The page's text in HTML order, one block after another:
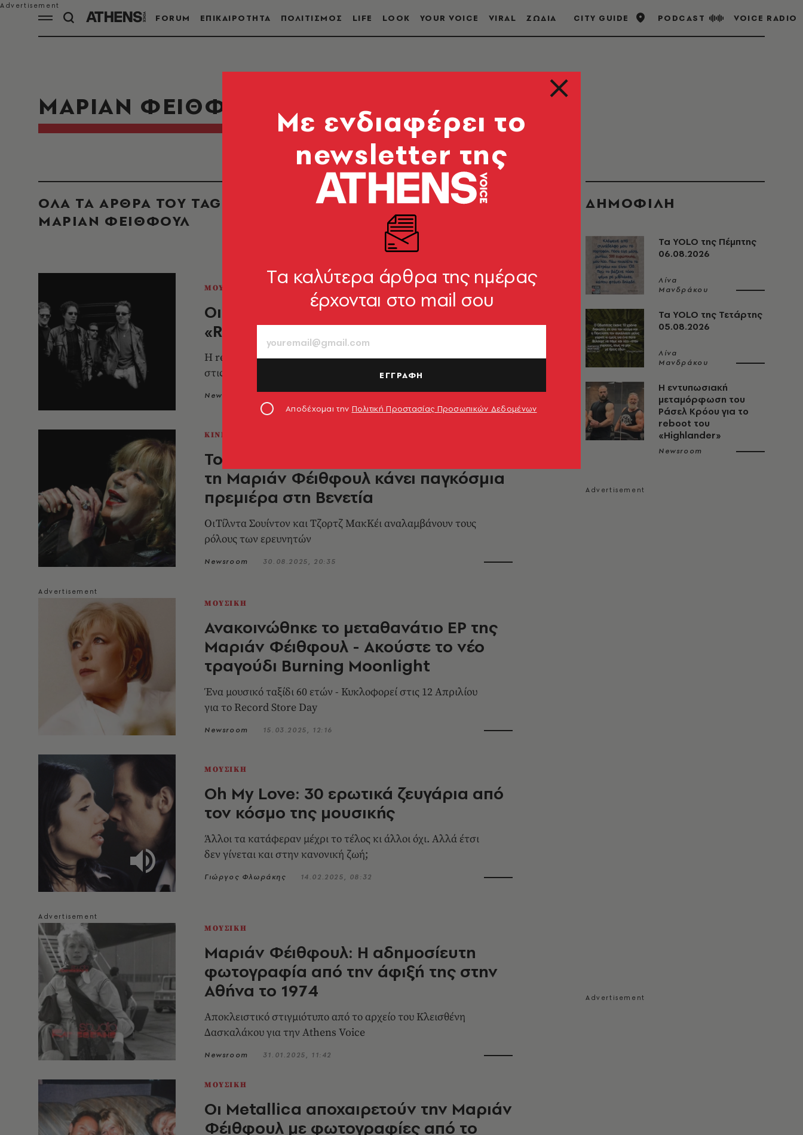
FORUM ΕΠΙΚΑΙΡΟΤΗΤΑ ΠΟΛΙΤΙΣΜΟΣ LIFE LOOK YOUR VOICE VIRAL ΖΩΔΙΑ CITY GUIDE PODCAST VOICE RADIO
ΜΑΡΙΑΝ ΦΕΙΘΦΟΥΛ
ΟΛΑ ΤΑ ΑΡΘΡΑ ΤΟΥ TAG
ΜΑΡΙΑΝ ΦΕΙΘΦΟΥΛ
ΜΟΥΣΙΚΗ
Οι Metallica επαναφέρουν το
«ReLoad» με ανέκδοτο υλικό
Η remastered έκδοση του κλασικού άλμπουμ κυκλοφορεί
στις 26 Ιουνίου με πλούσιο αρχειακό περιεχόμενο
Newsroom
ΚΙΝΗΜΑΤΟΓΡΑΦΟΣ
Το ντοκιμαντέρ «Broken English» για
τη Μαριάν Φέιθφουλ κάνει παγκόσμια
πρεμιέρα στη Βενετία
OιΤίλντα Σουίντον και Τζορτζ ΜακΚέι αναλαμβάνουν τους
ρόλους των ερευνητών
Newsroom 30.08.2025, 20:35
ΜΟΥΣΙΚΗ
Ανακοινώθηκε το μεταθανάτιο EP της
Μαριάν Φέιθφουλ - Ακούστε το νέο
τραγούδι Burning Moonlight
Ένα μουσικό ταξίδι 60 ετών - Κυκλοφορεί στις 12 Απριλίου
για το Record Store Day
Newsroom 15.03.2025, 12:16
ΜΟΥΣΙΚΗ
Oh My Love: 30 ερωτικά ζευγάρια από
τον κόσμο της μουσικής
Άλλοι τα κατάφεραν μέχρι το τέλος κι άλλοι όχι. Αλλά έτσι
δεν γίνεται και στην κανονική ζωή;
Γιώργος Φλωράκης 14.02.2025, 08:32
ΜΟΥΣΙΚΗ
Μαριάν Φέιθφουλ: Η αδημοσίευτη
φωτογραφία από την άφιξή της στην
Αθήνα το 1974
Αποκλειστικό στιγμιότυπο από το αρχείο του Κλεισθένη
Δασκαλάκου για την Athens Voice
Newsroom 31.01.2025, 11:42
ΜΟΥΣΙΚΗ
Οι Metallica αποχαιρετούν την Mαριάν
Φέιθφουλ με φωτογραφίες από το
ΔΗΜΟΦΙΛΗ
Τα YOLO της Πέμπτης
06.08.2026
Λίνα
Μανδράκου
Τα YOLO της Τετάρτης
05.08.2026
Λίνα
Μανδράκου
Η εντυπωσιακή
μεταμόρφωση του
Ράσελ Κρόου για το
reboot του
«Highlander»
Newsroom
Mε ενδιαφέρει το
newsletter της
Tα καλύτερα άρθρα της ημέρας
έρχονται στο mail σου
ΕΓΓΡΑΦΗ
Αποδέχομαι την Πολιτική Προστασίας Προσωπικών Δεδομένων